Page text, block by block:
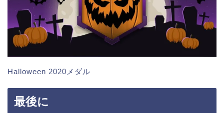
Halloween 2020メダル
最後に